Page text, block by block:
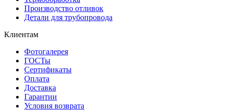
Производство отливок
Детали для трубопровода
Клиентам
Фотогалерея
ГОСТы
Сертификаты
Оплата
Доставка
Гарантии
Условия возврата